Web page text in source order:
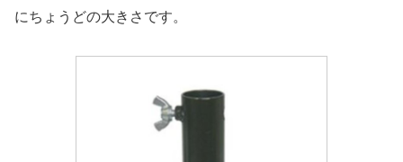
にちょうどの大きさです。